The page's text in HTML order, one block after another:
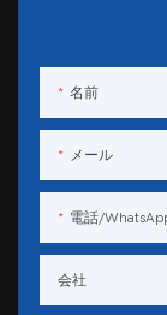
名前
メール
電話/
会社